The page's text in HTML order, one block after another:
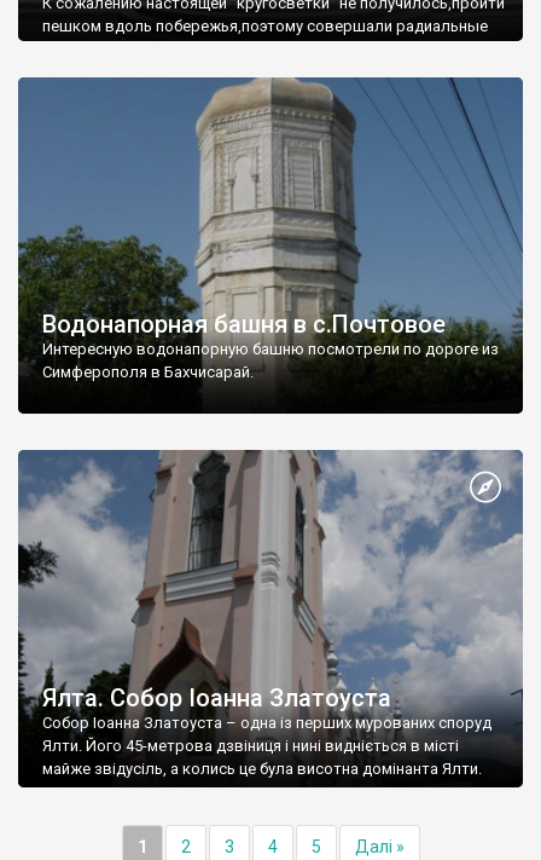
пешком вдоль побережья,поэтому совершали радиальные
Водонапорная башня в с.Почтовое
Интересную водонапорную башню посмотрели по дороге из
Симферополя в Бахчисарай.
Ялта. Собор Іоанна Златоуста
Собор Іоанна Златоуста – одна із перших мурованих споруд
Ялти. Його 45-метрова дзвіниця і нині видніється в місті
майже звідусіль, а колись це була висотна домінанта Ялти.
1 2 3 4 5 Далі »